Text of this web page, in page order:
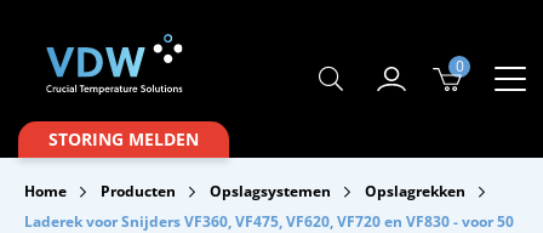
Producten
Branches
Merken
0
STORING MELDEN
Home Producten Opslagsystemen
Opslagrekken
Laderek voor Snijders VF360, VF475, VF620, VF720 en VF830 - voor 50